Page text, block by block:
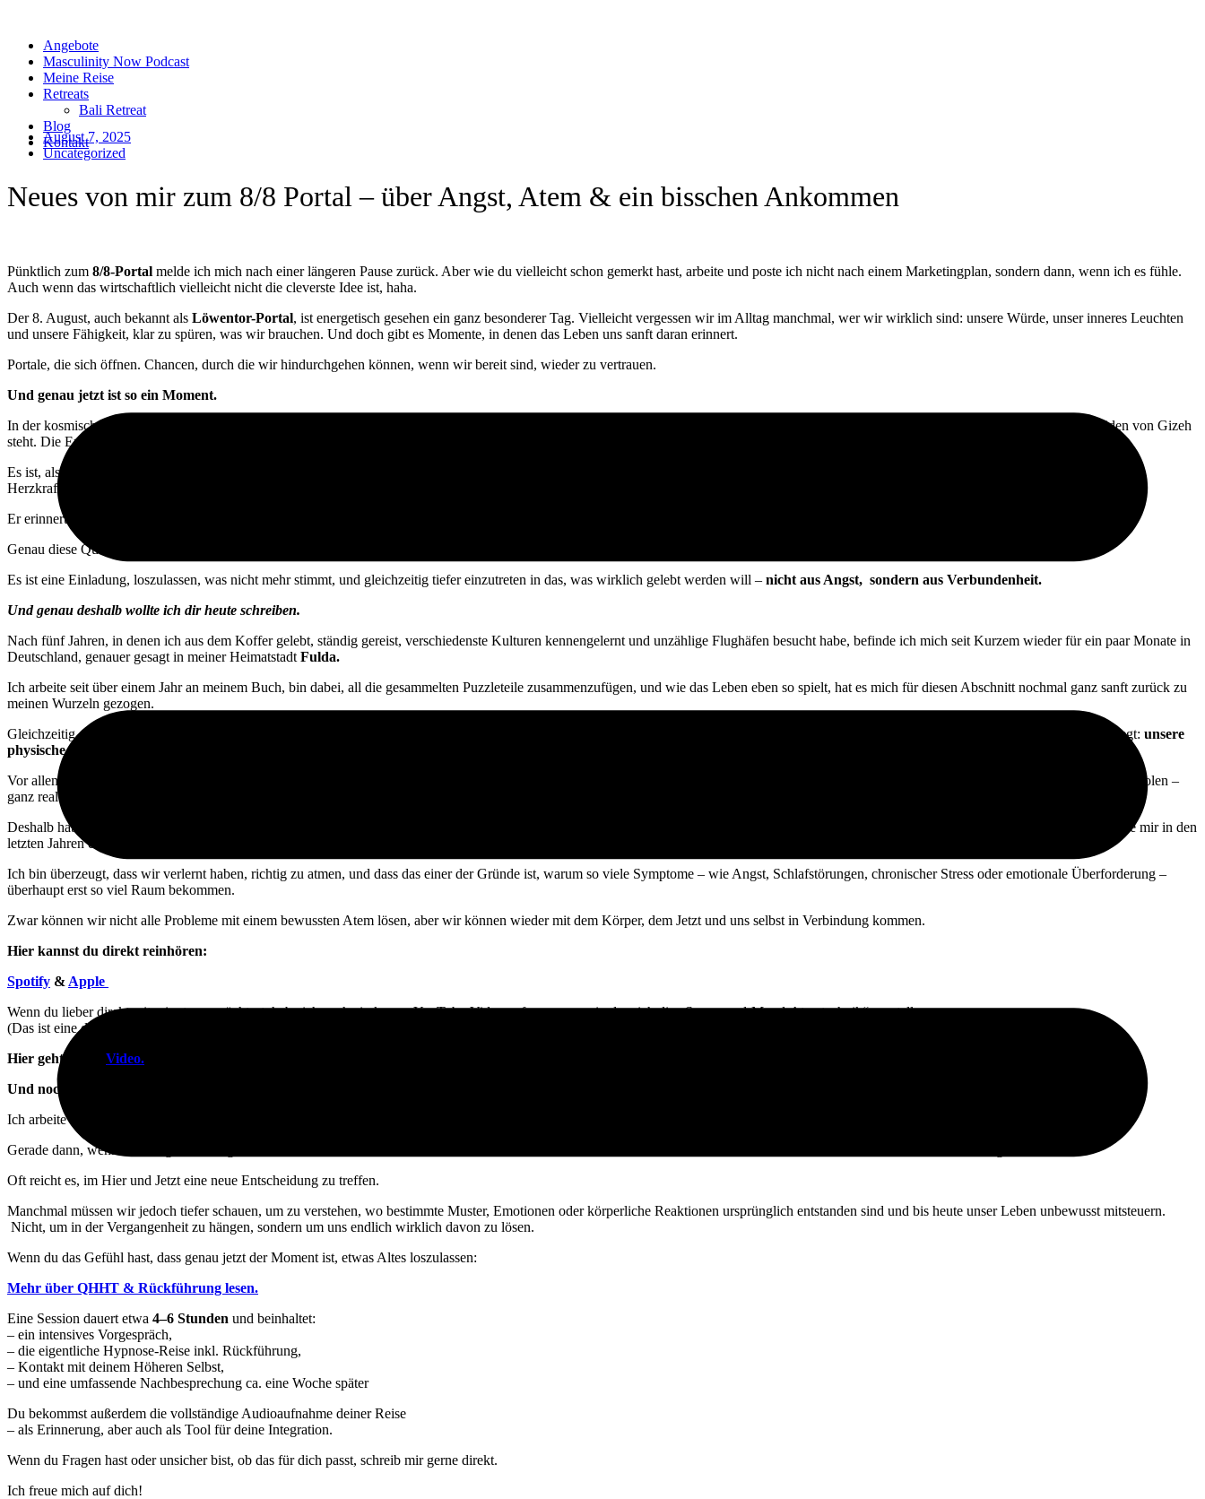
wechselnAngebote
Masculinity Now Podcast
Meine Reise
Retreats
Bali Retreat
Blog
Kontakt
August 7, 2025
Uncategorized
Neues von mir zum 8/8 Portal – über Angst, Atem & ein bisschen Ankommen
Pünktlich zum 8/8-Portal melde ich mich nach einer längeren Pause zurück. Aber wie du vielleicht schon gemerkt hast, arbeite und poste ich nicht nach einem Marketingplan, sondern dann, wenn ich es fühle.
Auch wenn das wirtschaftlich vielleicht nicht die cleverste Idee ist, haha.
Der 8. August, auch bekannt als Löwentor-Portal, ist energetisch gesehen ein ganz besonderer Tag. Vielleicht vergessen wir im Alltag manchmal, wer wir wirklich sind: unsere Würde, unser inneres Leuchten
und unsere Fähigkeit, klar zu spüren, was wir brauchen. Und doch gibt es Momente, in denen das Leben uns sanft daran erinnert.
Portale, die sich öffnen. Chancen, durch die wir hindurchgehen können, wenn wir bereit sind, wieder zu vertrauen.
Und genau jetzt ist so ein Moment.
In der kosmischen Astrologie öffnet sich dieses Tor jedes Jahr, wenn die Sonne im Zeichen Löwe, gemeinsam mit Sirius und dem Orion-Gürtel, in direkter Ausrichtung zu den ägyptischen Pyramiden von Gizeh
steht. Die Erde ist dann genau mit dem galaktischen Zentrum unserer Milchstraße verbunden.
Es ist, als würde sich der Himmel kurz aufspannen und ein Fluss aus Herzenergie, innerer Klarheit und schöpferischer Kraft über uns ergießen. Der Löwe steht dabei nicht nur für Mut, sondern auch für
Herzkraft, innere Autorität und spirituelle Souveränität.
Er erinnert uns daran, wer wir sind, wenn wir uns nicht mehr ducken. Wenn wir aus dem Herzen führen. Wenn wir die Wahrheit aussprechen…und für sie einstehen.
Genau diese Qualitäten sind in diesen Tagen besonders spürbar.
Es ist eine Einladung, loszulassen, was nicht mehr stimmt, und gleichzeitig tiefer einzutreten in das, was wirklich gelebt werden will – nicht aus Angst, sondern aus Verbundenheit.
Und genau deshalb wollte ich dir heute schreiben.
Nach fünf Jahren, in denen ich aus dem Koffer gelebt, ständig gereist, verschiedenste Kulturen kennengelernt und unzählige Flughäfen besucht habe, befinde ich mich seit Kurzem wieder für ein paar Monate in
Deutschland, genauer gesagt in meiner Heimatstadt Fulda.
Ich arbeite seit über einem Jahr an meinem Buch, bin dabei, all die gesammelten Puzzleteile zusammenzufügen, und wie das Leben eben so spielt, hat es mich für diesen Abschnitt nochmal ganz sanft zurück zu
meinen Wurzeln gezogen.
Gleichzeitig spüre ich gerade ganz deutlich, dass ich meinen Podcast gerne noch stärker auf dem deutschsprachigen Markt platzieren und mich auf das konzentrieren möchte, was mich wirklich bewegt: unsere
physische und mentale Gesundheit.
Vor allem das Thema
begegnet mir hier in Deutschland immer wieder. Damit verbunden ist auch die Frage: Wie können wir wieder mehr Vertrauen, mehr Liebe und Mitgefühl in unsere Herzen holen –
ganz real und nicht nur als Konzept?
Deshalb habe ich gestern eine
vorstelle, die mir in den
letzten Jahren enorm geholfen haben – besonders in Momenten, in denen sich Panik angebahnt hat oder der Körper in Alarmbereitschaft ging.
Ich bin überzeugt, dass wir verlernt haben, richtig zu atmen, und dass das einer der Gründe ist, warum so viele Symptome – wie Angst, Schlafstörungen, chronischer Stress oder emotionale Überforderung –
überhaupt erst so viel Raum bekommen.
Zwar können wir nicht alle Probleme mit einem bewussten Atem lösen, aber wir können wieder mit dem Körper, dem Jetzt und uns selbst in Verbindung kommen.
Hier kannst du direkt reinhören:
Spotify & Apple
Wenn du lieber direkt mit mir atmen möchtest, habe ich auch ein kurzes YouTube-Video aufgenommen, in dem ich die „Sonne-und-Mond-Atemtechnik“ vorstelle.
(Das ist eine der Übungen, über die ich auch im Podcast spreche.)
Hier geht’s zum Video.
Und noch ein Gedanke zum Thema Angst und Loslassen:
Ich arbeite seit einigen Jahren mit der
Gerade dann, wenn sich Angst nicht logisch erklären lässt, tiefer sitzt oder sich anfühlt, als käme sie nicht aus diesem Leben, kann diese Arbeit erstaunlich klare Antworten bringen.
Oft reicht es, im Hier und Jetzt eine neue Entscheidung zu treffen.
Manchmal müssen wir jedoch tiefer schauen, um zu verstehen, wo bestimmte Muster, Emotionen oder körperliche Reaktionen ursprünglich entstanden sind und bis heute unser Leben unbewusst mitsteuern.
Nicht, um in der Vergangenheit zu hängen, sondern um uns endlich wirklich davon zu lösen.
Wenn du das Gefühl hast, dass genau jetzt der Moment ist, etwas Altes loszulassen:
Mehr über QHHT & Rückführung lesen.
Eine Session dauert etwa 4–6 Stunden und beinhaltet:
– ein intensives Vorgespräch,
– die eigentliche Hypnose-Reise inkl. Rückführung,
– Kontakt mit deinem Höheren Selbst,
– und eine umfassende Nachbesprechung ca. eine Woche später
Du bekommst außerdem die vollständige Audioaufnahme deiner Reise
– als Erinnerung, aber auch als Tool für deine Integration.
Wenn du Fragen hast oder unsicher bist, ob das für dich passt, schreib mir gerne direkt.
Ich freue mich auf dich!